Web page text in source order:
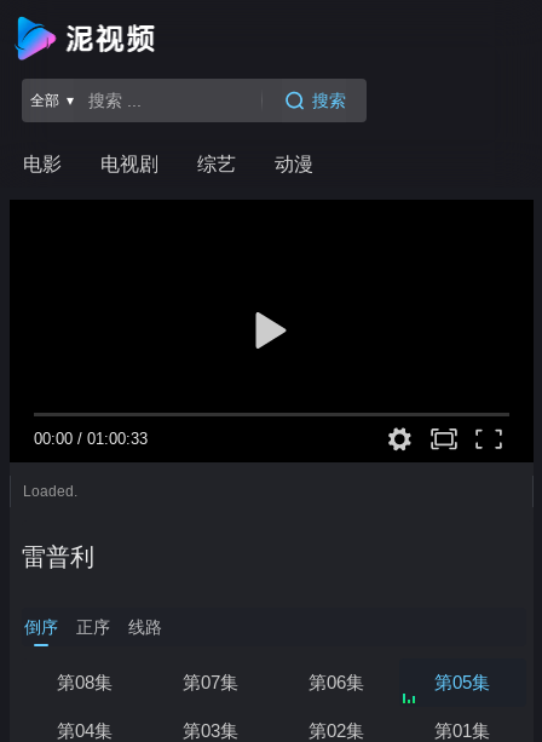
电影 电视剧 综艺 动漫
全部 ▾ 搜索
00:00/ 01:00:33
Loaded.
雷普利
倒序 正序 线路
第08集 第07集 第06集 第05集
第04集 第03集 第02集 第01集